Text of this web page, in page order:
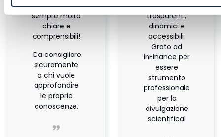
formative,
sempre molto
chiare e
comprensibili!
Da consigliare
sicuramente
a chi vuole
approfondire
le proprie
conoscenze.
siano, più
trasparenti,
dinamici e
accessibili.
Grato ad
inFinance per
essere
strumento
professionale
per la
divulgazione
scientifica!